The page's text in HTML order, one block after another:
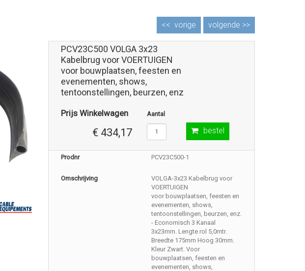
volgende >>
<< vorige
PCV23C500 VOLGA 3x23
Kabelbrug voor VOERTUIGEN
voor bouwplaatsen, feesten en
evenementen, shows,
tentoonstellingen, beurzen, enz
Prijs Winkelwagen
€ 434,17
Aantal
bestel
Prodnr PCV23C500-1
Omschrijving
VOLGA-3x23 Kabelbrug voor
VOERTUIGEN
voor bouwplaatsen, feesten en
evenementen, shows,
tentoonstellingen, beurzen, enz.
- Economisch 3 Kanaal
3x23mm. Lengte rol 5,0mtr.
Breedte 175mm Hoog 30mm.
Kleur Zwart. Voor
bouwplaatsen, feesten en
evenementen, shows,